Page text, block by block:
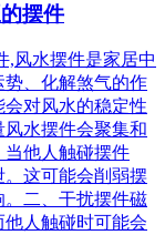
摆件
,风水摆件是家居中
、化解煞气的作
对风水的稳定性
水摆件会聚集和
他人触碰摆件
这可能会削弱摆
二、干扰摆件磁
人触碰时可能会